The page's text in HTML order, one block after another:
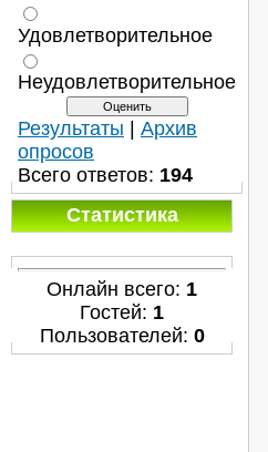
Удовлетворительное
Неудовлетворительное
Результаты
Архив
опросов
Всего ответов: 194
Статистика
Онлайн всего: 1
Гостей: 1
Пользователей: 0